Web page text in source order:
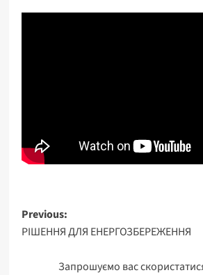
Post
navigation
Previous:
РІШЕННЯ ДЛЯ ЕНЕРГОЗБЕРЕЖЕННЯ
Запрошуємо вас